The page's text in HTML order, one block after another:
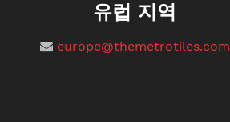
유럽 ​​지역
europe@themetrotiles.com